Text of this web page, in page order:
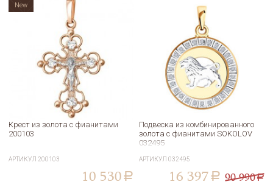
Крест из золота с фианитами
200103
АРТИКУЛ 200103
10 530 a
New
Подвеска из комбинированного
золота с фианитами SOKOLOV
032495
АРТИКУЛ032495
16 397 a 90 990a